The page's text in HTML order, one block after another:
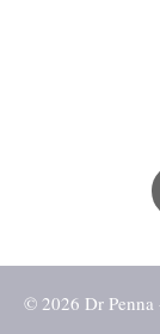
© 2026 Dr Penna